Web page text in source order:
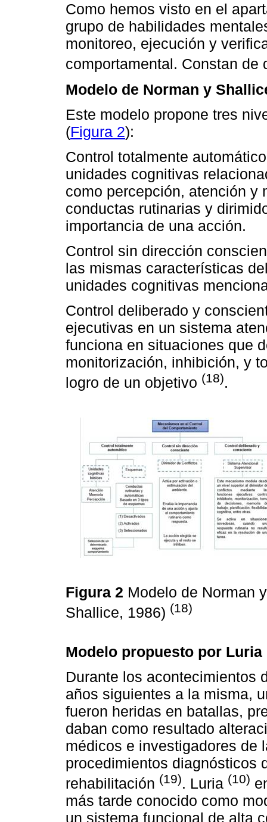
Como hemos visto en el
grupo de habilidades
monitoreo, ejecución y
comportamental. Constan
Modelo de Norman y
Este modelo propone tres
(Figura 2):
Control totalmente
unidades cognitivas
como percepción, atención y
conductas rutinarias y
importancia de una acción.
Control sin dirección
las mismas características
unidades cognitivas
Control deliberado y
ejecutivas en un sistema
funciona en situaciones que
monitorización, inhibición, y
logro de un objetivo (18).
Figura 2 Modelo de Norman
Shallice, 1986) (18)
Modelo propuesto por Luria
Durante los acontecimientos
años siguientes a la misma,
fueron heridas en batallas,
daban como resultado
médicos e investigadores de
procedimientos diagnósticos
rehabilitación (19). Luria (10)
más tarde conocido como
un sistema funcional de alta